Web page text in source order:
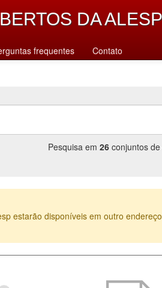
DA ALESP
frequentes Contato
Pesquisa em 26 conjuntos
estarão disponíveis em outro endereço